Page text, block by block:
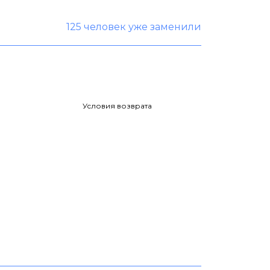
125 человек уже заменили
Условия возврата